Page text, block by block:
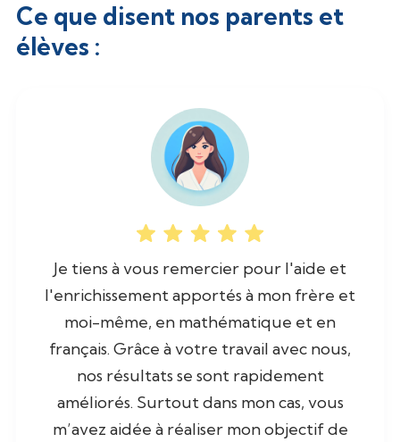
Ce que disent nos parents et
élèves :
Je tiens à vous remercier pour l'aide et
l'enrichissement apportés à mon frère et
moi-même, en mathématique et en
français. Grâce à votre travail avec nous,
nos résultats se sont rapidement
améliorés. Surtout dans mon cas, vous
m’avez aidée à réaliser mon objectif de